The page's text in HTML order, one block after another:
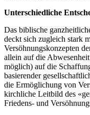
Unterschiedliche
Das biblische
deckt sich zugleich stark
Versöhnungskonzepten
allein auf die
möglich) auf die
basierender
die Ermöglichung von
kirchliche Leitbild des
Friedens- und